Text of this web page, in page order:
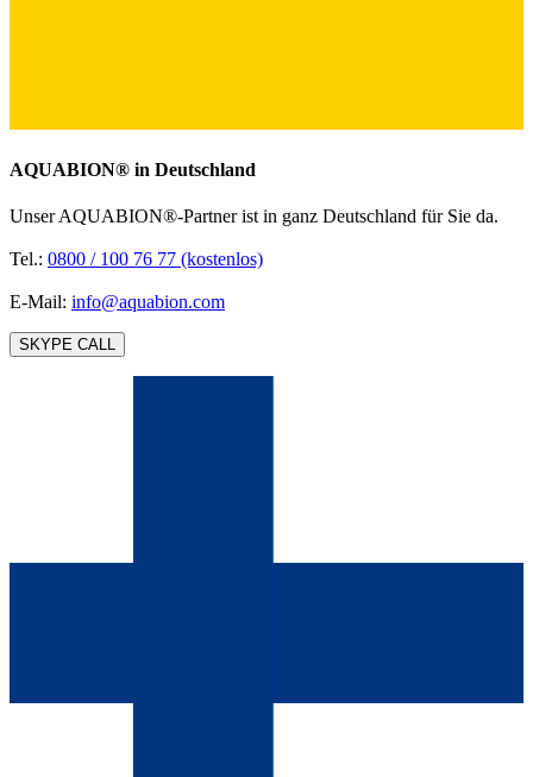
AQUABION®️ in Deutschland
Unser AQUABION®-Partner ist in ganz Deutschland für Sie da.
Tel.: 0800 / 100 76 77 (kostenlos)
E-Mail: info@aquabion.com
SKYPE CALL